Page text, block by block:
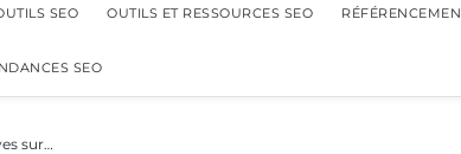
SEO OUTILS ET RESSOURCES SEO
SEO
sur…